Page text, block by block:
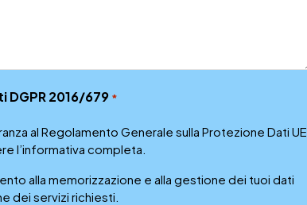
2016/679 *
al Regolamento Generale sulla Protezione Dati UE
l’informativa completa.
alla memorizzazione e alla gestione dei tuoi dati
dei servizi richiesti.